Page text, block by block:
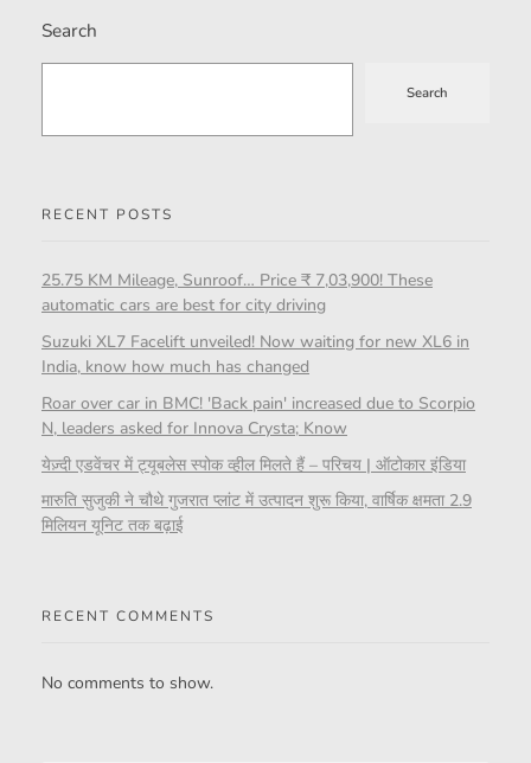
Search
Search
RECENT POSTS
25.75 KM Mileage, Sunroof… Price ₹ 7,03,900! These
automatic cars are best for city driving
Suzuki XL7 Facelift unveiled! Now waiting for new XL6 in
India, know how much has changed
Roar over car in BMC! 'Back pain' increased due to Scorpio
N, leaders asked for Innova Crysta; Know
येज़्दी एडवेंचर में ट्यूबलेस स्पोक व्हील मिलते हैं – परिचय | ऑटोकार इंडिया
मारुति सुजुकी ने चौथे गुजरात प्लांट में उत्पादन शुरू किया, वार्षिक क्षमता 2.9
मिलियन यूनिट तक बढ़ाई
RECENT COMMENTS
No comments to show.